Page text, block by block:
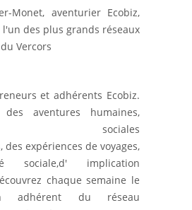
Monet, aventurier Ecobiz,
des plus grands réseaux
Vercors
et adhérents Ecobiz.
aventures humaines,
sociales
expériences de voyages,
sociale,d' implication
chaque semaine le
adhérent du réseau